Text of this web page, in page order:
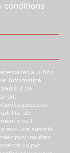
conditions
aux fins
informatisé.
but de
disposez de
de
à tout
d’une autorité
post-mortem.
ou par